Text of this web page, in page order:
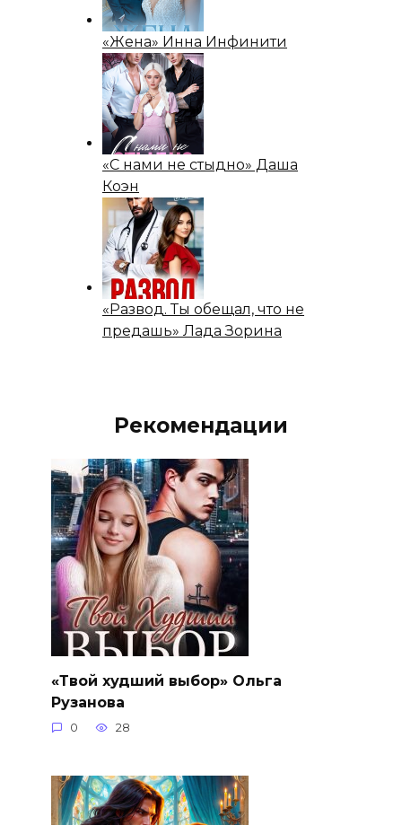
«Жена» Инна Инфинити
«С нами не стыдно» Даша
Коэн
«Развод. Ты обещал, что не
предашь» Лада Зорина
Рекомендации
«Твой худший выбор» Ольга
Рузанова
0 28